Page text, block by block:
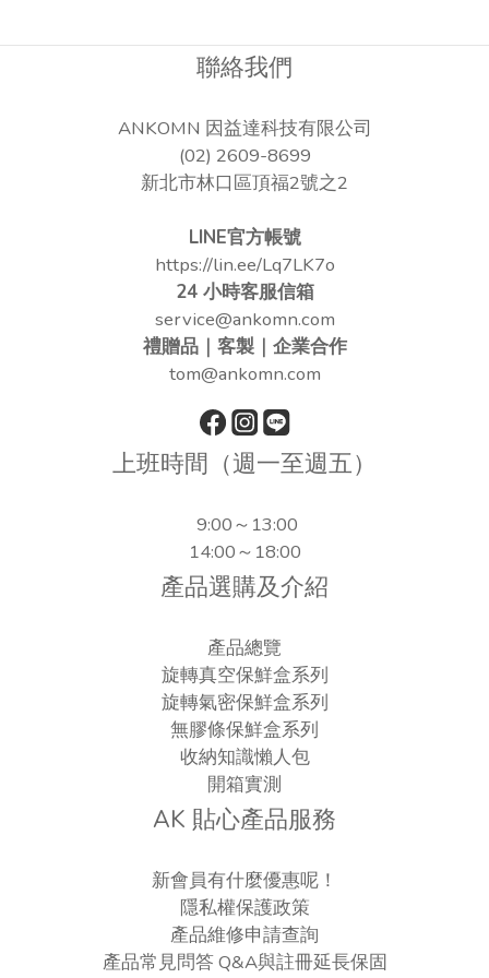
聯絡我們
ANKOMN 因益達科技有限公司
(02) 2609-8699
新北市林口區頂福2號之2
LINE官方帳號
https://lin.ee/Lq7LK7o
24 小時客服信箱
service@ankomn.com
禮贈品｜客製｜企業合作
tom@ankomn.com
上班時間（週一至週五）
9:00～13:00
14:00～18:00
產品選購及介紹
產品總覽
旋轉真空保鮮盒系列
旋轉氣密保鮮盒系列
無膠條保鮮盒系列
收納知識懶人包
開箱實測
AK 貼心產品服務
新會員有什麼優惠呢！
隱私權保護政策
產品維修申請查詢
產品常見問答 Q&A與註冊延長保固